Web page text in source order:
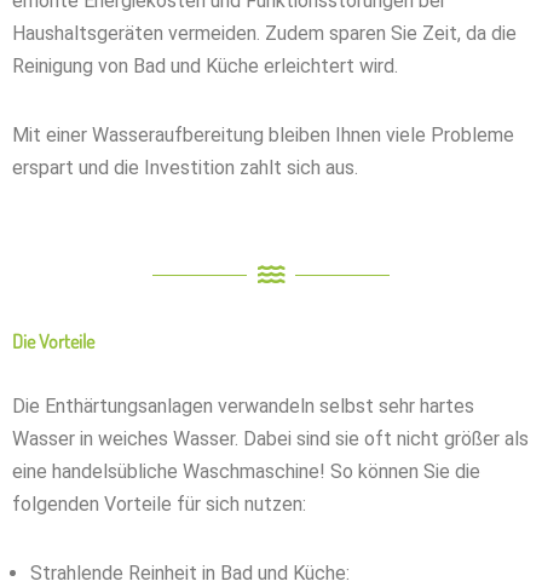
Haushaltsgeräten vermeiden. Zudem sparen Sie Zeit, da die
Reinigung von Bad und Küche erleichtert wird.
Mit einer Wasseraufbereitung bleiben Ihnen viele Probleme
erspart und die Investition zahlt sich aus.
Die Vorteile
Die Enthärtungsanlagen verwandeln selbst sehr hartes
Wasser in weiches Wasser. Dabei sind sie oft nicht größer als
eine handelsübliche Waschmaschine! So können Sie die
folgenden Vorteile für sich nutzen:
Strahlende Reinheit in Bad und Küche: